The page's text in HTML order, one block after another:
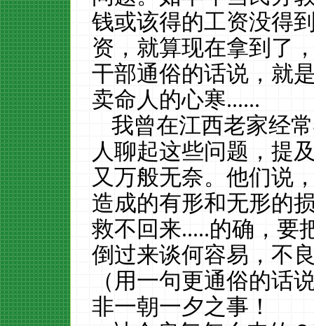
钱或该得的工资没得
资，就算现在拿到了
干部通俗的话说，就
卖命人的心寒......
我曾在江西老家经
人聊起这些问题，提
又万般无奈。他们说
造成的有形和无形的
救不回来.....的确，要
倒过来谈何容易，不
（用一句更通俗的话
非一朝一夕之事！